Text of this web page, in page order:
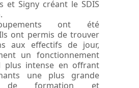
et Signy créant le SDIS
ont été
ont permis de trouver
aux effectifs de jour,
un fonctionnement
plus intense en offrant
une plus grande
de formation et